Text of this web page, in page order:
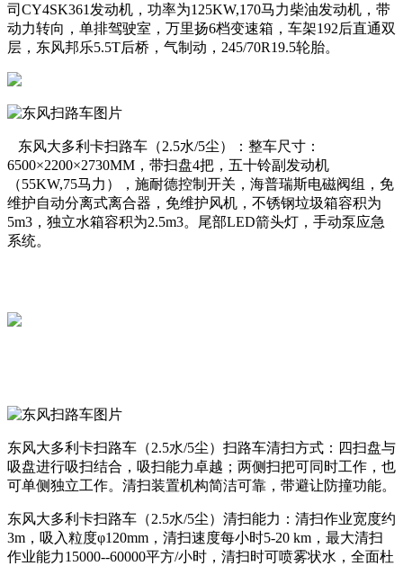
司CY4SK361发动机，功率为125KW,170马力柴油发动机，带
动力转向，单排驾驶室，万里扬6档变速箱，车架192后直通双
层，东风邦乐5.5T后桥，气制动，245/70R19.5轮胎。
东风大多利卡扫路车（2.5水/5尘）：整车尺寸：
6500×2200×2730MM，带扫盘4把，五十铃副发动机
（55KW,75马力），施耐德控制开关，海普瑞斯电磁阀组，免
维护自动分离式离合器，免维护风机，不锈钢垃圾箱容积为
5m3，独立水箱容积为2.5m3。尾部LED箭头灯，手动泵应急
系统。
东风大多利卡扫路车（2.5水/5尘）扫路车清扫方式：四扫盘与
吸盘进行吸扫结合，吸扫能力卓越；两侧扫把可同时工作，也
可单侧独立工作。清扫装置机构简洁可靠，带避让防撞功能。
东风大多利卡扫路车（2.5水/5尘）清扫能力：清扫作业宽度约
3m，吸入粒度φ120mm，清扫速度每小时5-20 km，最大清扫
作业能力15000--60000平方/小时， 清扫时可喷雾状水，全面杜